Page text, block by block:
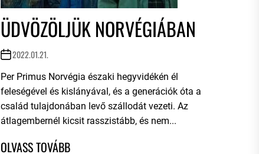
ÜDVÖZÖLJÜK NORVÉGIÁBAN
2022.01.21.
Per Primus Norvégia északi hegyvidékén él
feleségével és kislányával, és a generációk óta a
család tulajdonában levő szállodát vezeti. Az
átlagembernél kicsit rasszistább, és nem...